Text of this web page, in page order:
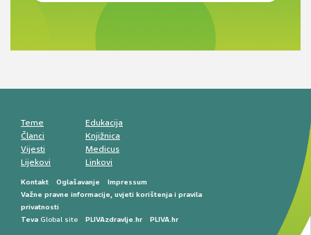
Novi pogled na migrenu: komorbiditeti, spolne
razlike i nove terapije
smetnji do rane onkološke dijagnostike
Antikoagulansi u ljekarničkoj praksi –
Teme
Članci
Vijesti
Lijekovi
Edukacija
Knjižnica
Medicus
Linkovi
Kontakt Oglašavanje
Impressum
Važne pravne informacije, uvjeti korištenja i pravila
privatnosti
Teva Global site PLIVAzdravlje.hr PLIVA.hr